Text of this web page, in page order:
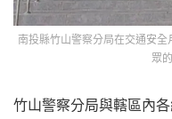
南投縣竹山警察分局在交通安
眾
竹山警察分局與轄區內